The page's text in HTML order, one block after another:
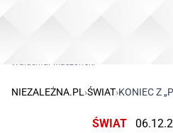
NIEZALEŻNA.PL ›ŚWIAT›KONIEC Z
ŚWIAT